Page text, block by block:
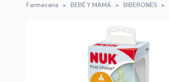
Farmasana BEBÉ Y MAMÁ BIBERONES